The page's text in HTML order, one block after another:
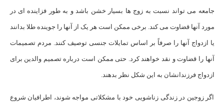
جامعه می تواند نسبت به زوج ها بسیار خشن باشد و به طور فزاینده ای در
مورد آنها قضاوت می کند. برخی ممکن است هر یک از آنها را جوینده طلا بدانند
یا ازدواج آنها را صرفاً بر اساس تمایلات جنسی توصیف کنند. مردم تصمیمات
آنها را قضاوت و نقد خواهند کرد. حتی ممکن است درباره تصمیم والدین برای
ازدواج فرزندانشان به این شکل نظر بدهند.
اگر زوجین در زندگی زناشویی خود با مشکلاتی مواجه شوند، اطرافیان شروع